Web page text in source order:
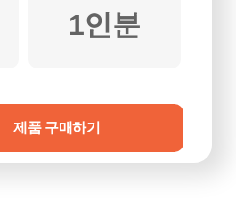
1인분
제품 구매하기